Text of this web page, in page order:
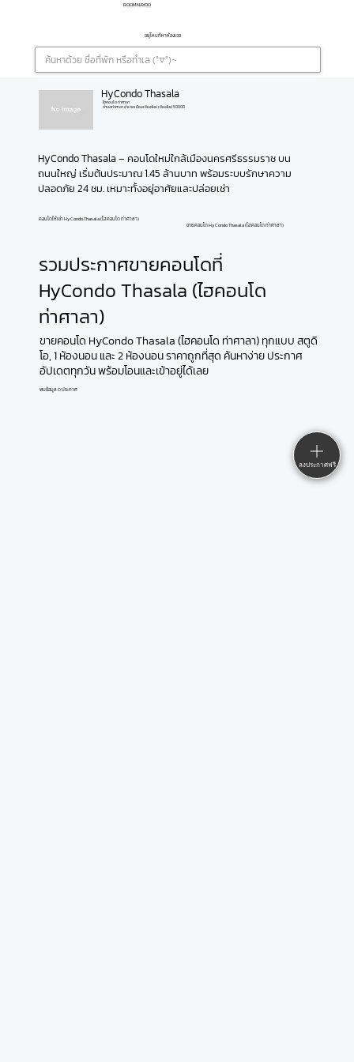
ROOMNAYOO
อยู่ไหนก็หาห้องเจอ
HyCondo Thasala
ไฮคอนโด ท่าศาลา
ตำบลท่าศาลา อำเภอเมืองเชียงใหม่ เชียงใหม่ 50000
HyCondo Thasala – คอนโดใหม่ใกล้เมืองนครศรีธรรมราช บน
ถนนใหญ่ เริ่มต้นประมาณ 1.45 ล้านบาท พร้อมระบบรักษาความ
ปลอดภัย 24 ชม. เหมาะทั้งอยู่อาศัยและปล่อยเช่า
คอนโดให้เช่า HyCondo Thasala (ไฮคอนโด ท่าศาลา)
ขายคอนโด HyCondo Thasala (ไฮคอนโด ท่าศาลา)
รวมประกาศขายคอนโดที่
HyCondo Thasala (ไฮคอนโด
ท่าศาลา)
ขายคอนโด HyCondo Thasala (ไฮคอนโด ท่าศาลา) ทุกแบบ สตูดิ
โอ, 1 ห้องนอน และ 2 ห้องนอน ราคาถูกที่สุด ค้นหาง่าย ประกาศ
อัปเดตทุกวัน พร้อมโอนและเข้าอยู่ได้เลย
พบข้อมูล 0 ประกาศ
ลงประกาศฟรี